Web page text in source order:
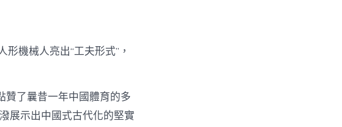
機械人亮出“工夫形式”，
贊了曩昔一年中國體育的多
展示出中國式古代化的堅實